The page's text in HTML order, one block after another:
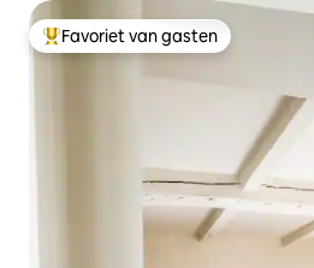
Topfavoriet van gasten
Favoriet van gasten